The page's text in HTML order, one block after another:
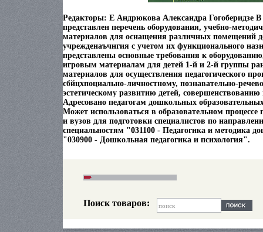
Редакторы: Е Андрюкова Александра Гогоберидзе В
представлен перечень оборудования, учебно-
материалов для оснащения различных помещений
учрежденаъчнгия с учетом их функционального
представлены основные требования к
игровым материалам для детей 1-й и 2-й группы
материалов для осуществления педагогического
сбйцхпоциально-личностному, познавательно-
эстетическому развитию детей, совершенствованию
Адресовано педагогам дошкольных
Может использоваться в образовательном процессе
и вузов для подготовки специалистов по
специальностям "031100 - Педагогика и методика
"030900 - Дошкольная педагогика и психология".
Поиск товаров: